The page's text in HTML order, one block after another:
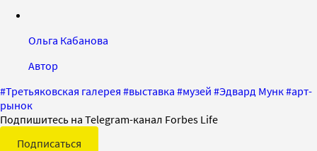
Ольга Кабанова
Автор
#Третьяковская галерея #выставка #музей #Эдвард Мунк#арт-
рынок
Подпишитесь на Telegram-канал Forbes Life
Подписаться